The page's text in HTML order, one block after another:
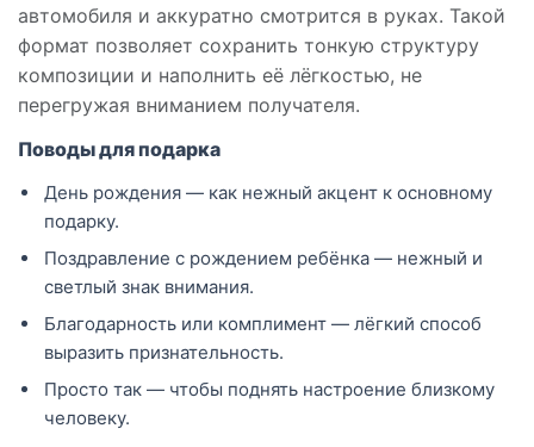
автомобиля и аккуратно смотрится в руках. Такой
формат позволяет сохранить тонкую структуру
композиции и наполнить её лёгкостью, не
перегружая вниманием получателя.
Поводы для подарка
День рождения — как нежный акцент к основному
подарку.
Поздравление с рождением ребёнка — нежный и
светлый знак внимания.
Благодарность или комплимент — лёгкий способ
выразить признательность.
Просто так — чтобы поднять настроение близкому
человеку.